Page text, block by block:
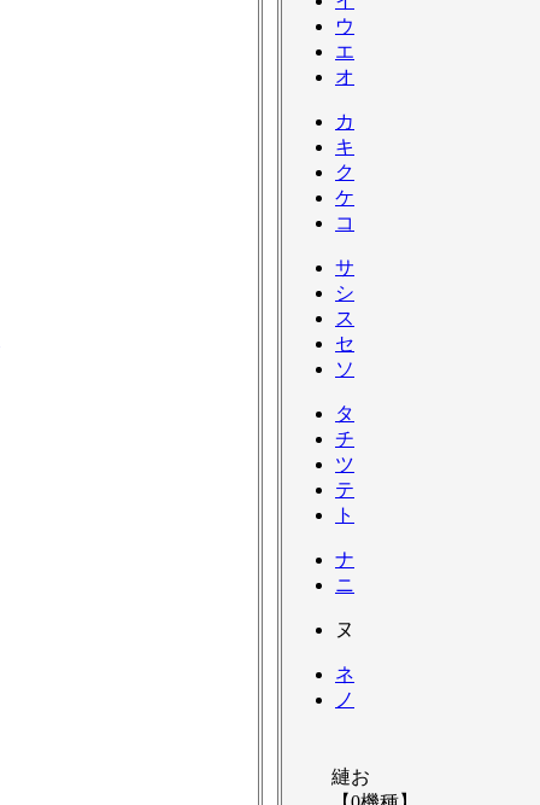
ウ
エ
オ
カ
キ
ク
ケ
コ
サ
シ
ス
セ
ソ
タ
チ
ツ
テ
ト
ナ
ニ
ヌ
ネ
ノ
縺お